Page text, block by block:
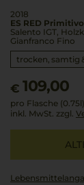
2018
ES RED Primitivo
Salento IGT,
Gianfranco Fino
trocken, samtig
€ 109,00
pro Flasche
inkl. MwSt. zzgl.